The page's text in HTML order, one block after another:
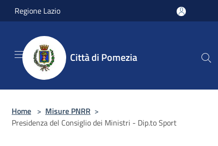
Salta al contenuto principale
Regione Lazio
Città di Pomezia
Home > Misure PNRR >
Presidenza del Consiglio dei Ministri - Dip.to Sport